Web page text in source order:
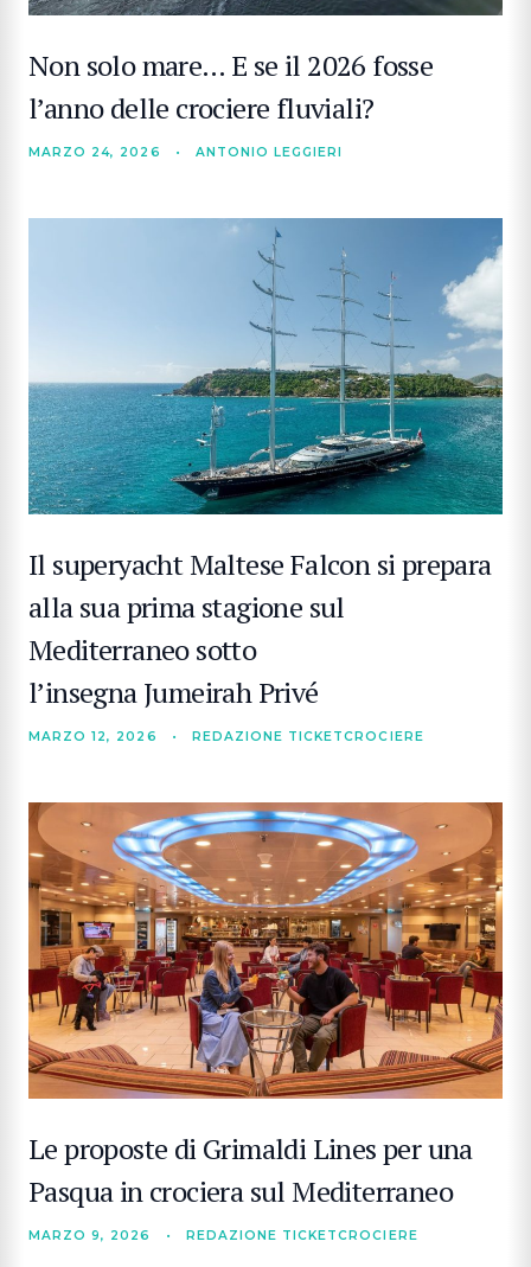
Non solo mare… E se il 2026 fosse
l’anno delle crociere fluviali?
MARZO 24, 2026 • ANTONIO LEGGIERI
Il superyacht Maltese Falcon si prepara
alla sua prima stagione sul
Mediterraneo sotto
l’insegna Jumeirah Privé
MARZO 12, 2026 • REDAZIONE TICKETCROCIERE
Le proposte di Grimaldi Lines per una
Pasqua in crociera sul Mediterraneo
MARZO 9, 2026 • REDAZIONE TICKETCROCIERE